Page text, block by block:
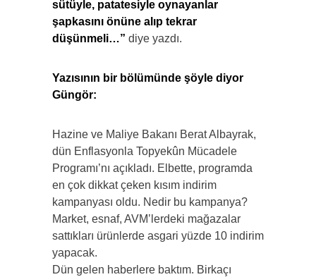
sütüyle, patatesiyle oynayanlar
şapkasını önüne alıp tekrar
düşünmeli…” diye yazdı.
Yazısının bir bölümünde şöyle diyor
Güngör:
Hazine ve Maliye Bakanı Berat Albayrak,
dün Enflasyonla Topyekûn Mücadele
Programı’nı açıkladı. Elbette, programda
en çok dikkat çeken kısım indirim
kampanyası oldu. Nedir bu kampanya?
Market, esnaf, AVM’lerdeki mağazalar
sattıkları ürünlerde asgari yüzde 10 indirim
yapacak.
Dün gelen haberlere baktım. Birkaçı